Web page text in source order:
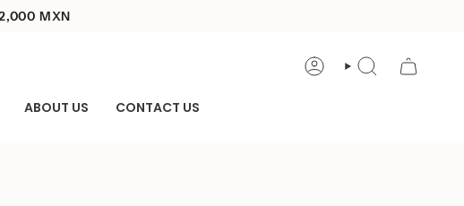
MXN
ACCOUNTSEARCH
ABOUT US CONTACT US